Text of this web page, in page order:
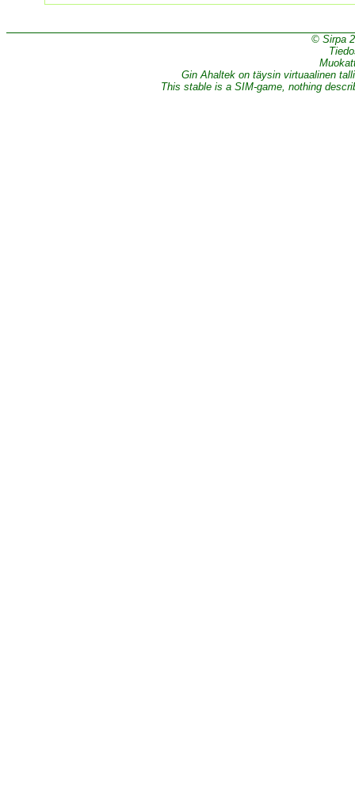
© Sirpa
Gin Ahaltek on täysin virtuaalinen
This stable is a SIM-game, nothing